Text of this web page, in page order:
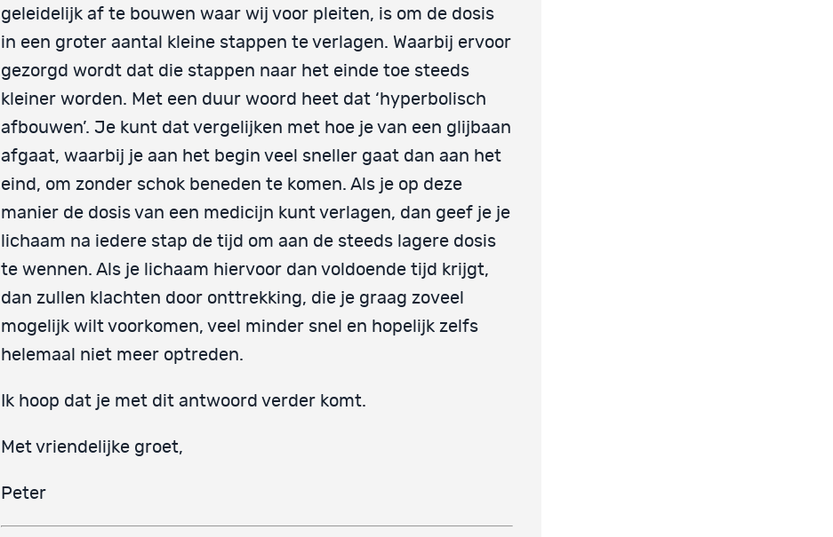
geleidelijk af te bouwen waar wij voor pleiten, is om de dosis
in een groter aantal kleine stappen te verlagen. Waarbij ervoor
gezorgd wordt dat die stappen naar het einde toe steeds
kleiner worden. Met een duur woord heet dat ‘hyperbolisch
afbouwen’. Je kunt dat vergelijken met hoe je van een glijbaan
afgaat, waarbij je aan het begin veel sneller gaat dan aan het
eind, om zonder schok beneden te komen. Als je op deze
manier de dosis van een medicijn kunt verlagen, dan geef je je
lichaam na iedere stap de tijd om aan de steeds lagere dosis
te wennen. Als je lichaam hiervoor dan voldoende tijd krijgt,
dan zullen klachten door onttrekking, die je graag zoveel
mogelijk wilt voorkomen, veel minder snel en hopelijk zelfs
helemaal niet meer optreden.
Ik hoop dat je met dit antwoord verder komt.
Met vriendelijke groet,
Peter